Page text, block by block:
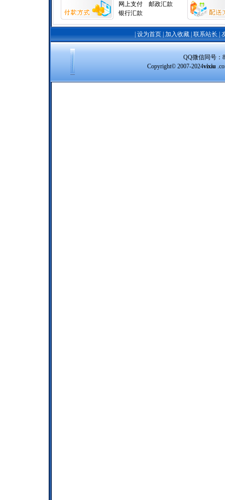
网上支付
邮政汇款
银行汇款
设为首页| 加入收藏| 联系站长
QQ微信同号：
Copyright© 2007-2024vixiu